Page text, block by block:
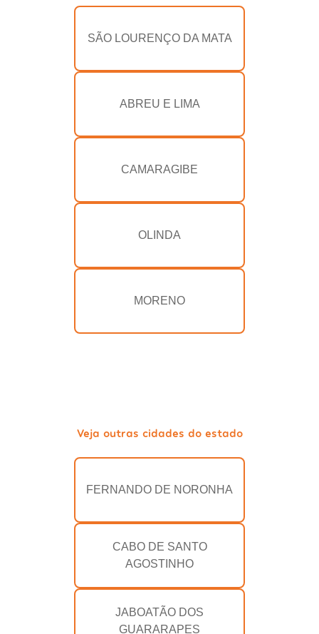
SÃO LOURENÇO DA MATA
ABREU E LIMA
CAMARAGIBE
OLINDA
MORENO
Veja outras cidades do estado
FERNANDO DE NORONHA
CABO DE SANTO
AGOSTINHO
JABOATÃO DOS
GUARARAPES